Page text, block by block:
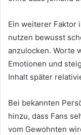
Ein weiterer Faktor
nutzen bewusst
anzulocken. Worte
Emotionen und
Inhalt später
Bei bekannten
hinzu, dass Fans
vom Gewohnten